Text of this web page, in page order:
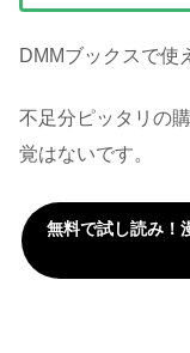
DMMブックスで使
不足分ピッタリの
覚はないです。
無料で試し読み！